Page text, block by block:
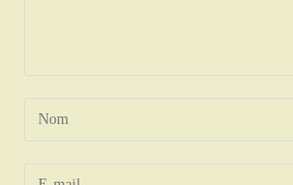
Enter
Enter